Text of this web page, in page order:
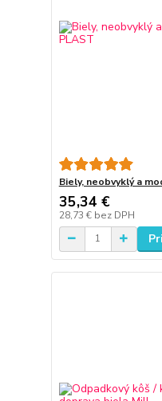
Biely, neobvyklý a
35,34 €
28,73 € bez DPH